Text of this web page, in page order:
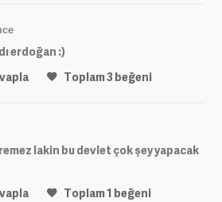
erdoğan :)
Toplam3beğeni
lakin bu devlet çok şey yapacak
Toplam1 beğeni